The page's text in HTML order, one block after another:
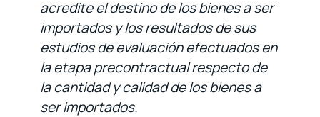
acredite el destino de los bienes a ser
importados y los resultados de sus
estudios de evaluación efectuados en
la etapa precontractual respecto de
la cantidad y calidad de los bienes a
ser importados.